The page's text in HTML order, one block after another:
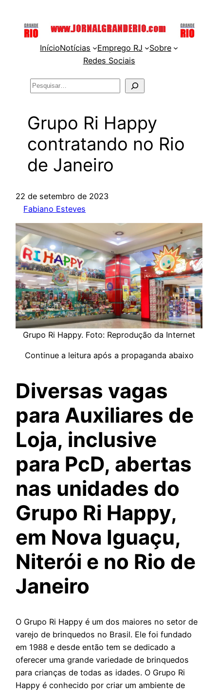
InícioNotícias Emprego RJ
Sobre
Redes Sociais
Pesquisar
Grupo Ri Happy
contratando no Rio
de Janeiro
22 de setembro de 2023
Fabiano Esteves
Grupo Ri Happy. Foto: Reprodução da Internet
Continue a leitura após a propaganda abaixo
Diversas vagas
para Auxiliares de
Loja, inclusive
para PcD, abertas
nas unidades do
Grupo Ri Happy,
em Nova Iguaçu,
Niterói e no Rio de
Janeiro
O Grupo Ri Happy é um dos maiores no setor de
varejo de brinquedos no Brasil. Ele foi fundado
em 1988 e desde então tem se dedicado a
oferecer uma grande variedade de brinquedos
para crianças de todas as idades. O Grupo Ri
Happy é conhecido por criar um ambiente de